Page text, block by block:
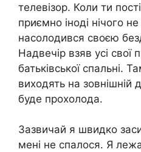
телевізор. Коли ти
приємно іноді нічого
насолодився своєю
Надвечір взяв усі свої
батьківської спальні.
виходять на зовнішній
буде прохолода.
Зазвичай я швидко
мені не спалося. Я